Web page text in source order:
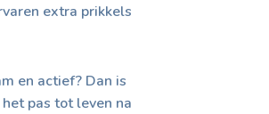
extra prikkels
en actief? Dan is
pas tot leven na